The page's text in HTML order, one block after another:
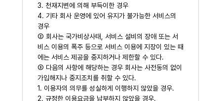
3. 천재지변에 의해 부득이한 경우
4. 기타 회사 운영에 있어 유지가 불가능한 서비스의
경우
② 회사는 국가비상사태, 서비스 설비의 장애 또는 서
비스 이용의 폭주 등으로 서비스 이용에 지장이 있는 때
에는 서비스 제공을 중지하거나 제한할 수 있다.
③ 다음의 사항에 해당하는 경우 회사는 사전동의 없이
가입해지나 중지조치를 취할 수 있다.
1. 이용자의 의무를 성실하게 이행하지 않았을 경우.
2. 규정한 이용요금을 납부하지 않았을 경우.